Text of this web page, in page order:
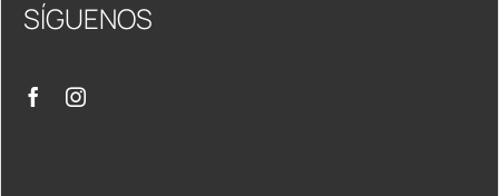
SÍGUENOS